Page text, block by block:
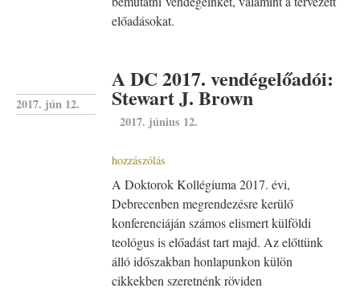
előadásokat.
2017. jún 12.
A DC 2017. vendégelőadói:
Stewart J. Brown
2017. június 12.
hozzászólás
A Doktorok Kollégiuma 2017. évi,
Debrecenben megrendezésre kerülő
konferenciáján számos elismert külföldi
teológus is előadást tart majd. Az előttünk
álló időszakban honlapunkon külön
cikkekben szeretnénk röviden